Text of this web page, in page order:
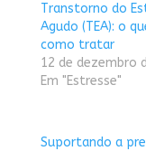
Transtorno do
Agudo (TEA): o
como tratar
12 de dezembro
Em "Estresse"
Suportando a